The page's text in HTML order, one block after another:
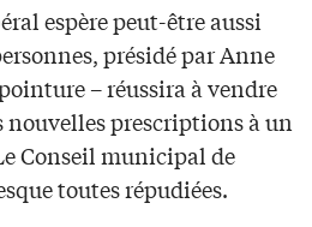
espère peut-être aussi
présidé par Anne
– réussira à vendre
nouvelles prescriptions à un
Conseil municipal de
toutes répudiées.